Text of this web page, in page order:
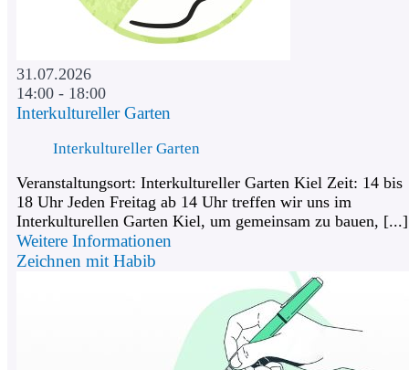
31.07.2026
14:00 - 18:00
Interkultureller Garten
Interkultureller Garten
Veranstaltungsort: Interkultureller Garten Kiel Zeit: 14 bis
18 Uhr Jeden Freitag ab 14 Uhr treffen wir uns im
Interkulturellen Garten Kiel, um gemeinsam zu bauen, [...]
Weitere Informationen
Zeichnen mit Habib